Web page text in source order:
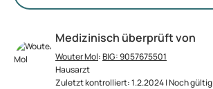
Medizinisch überprüft von
Wouter Mol:BIG: 9057675501
Hausarzt
Zuletzt kontrolliert: 1.2.2024 | Noch gültig